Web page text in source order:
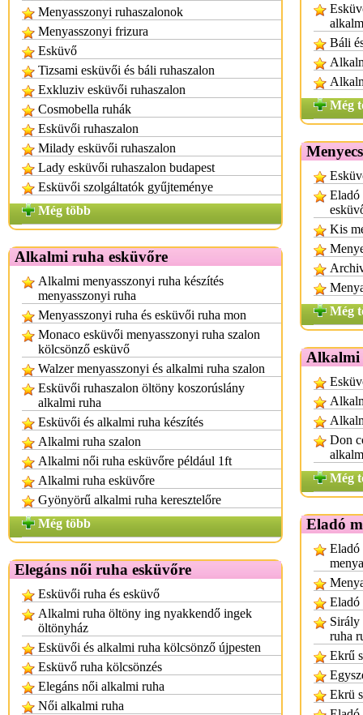
Menyasszonyi ruhaszalonok
Menyasszonyi frizura
Esküvő
Tizsami esküvői és báli ruhaszalon
Exkluziv esküvői ruhaszalon
Cosmobella ruhák
Esküvői ruhaszalon
Milady esküvői ruhaszalon
Lady esküvői ruhaszalon budapest
Esküvői szolgáltatók gyűjteménye
Még több
Alkalmi ruha esküvőre
Alkalmi menyasszonyi ruha készítés
menyasszonyi ruha
Menyasszonyi ruha és esküvői ruha mon
Monaco esküvői menyasszonyi ruha szalon
kölcsönző esküvő
Walzer menyasszonyi és alkalmi ruha szalon
Esküvői ruhaszalon öltöny koszorúslány
alkalmi ruha
Esküvői és alkalmi ruha készítés
Alkalmi ruha szalon
Alkalmi női ruha esküvőre például 1ft
Alkalmi ruha esküvőre
Gyönyörű alkalmi ruha keresztelőre
Még több
Elegáns női ruha esküvőre
Esküvői ruha és esküvő
Alkalmi ruha öltöny ing nyakkendő ingek
öltönyház
Esküvői és alkalmi ruha kölcsönző újpesten
Esküvő ruha kölcsönzés
Elegáns női alkalmi ruha
Női alkalmi ruha
Báli
Még
Eladó
Kis
Még
Alkalmi
Don
Még
Eladó
Eladó
Eladó
Sirály
ruha
Ekrű
Ekrü